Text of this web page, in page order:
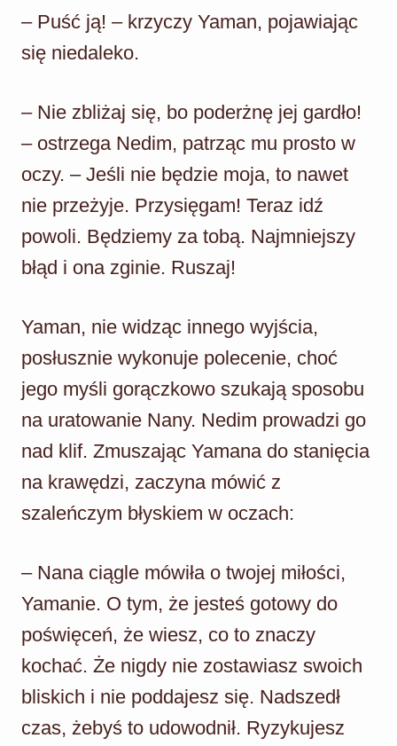
– Puść ją! – krzyczy Yaman, pojawiając
się niedaleko.
– Nie zbliżaj się, bo poderżnę jej gardło!
– ostrzega Nedim, patrząc mu prosto w
oczy. – Jeśli nie będzie moja, to nawet
nie przeżyje. Przysięgam! Teraz idź
powoli. Będziemy za tobą. Najmniejszy
błąd i ona zginie. Ruszaj!
Yaman, nie widząc innego wyjścia,
posłusznie wykonuje polecenie, choć
jego myśli gorączkowo szukają sposobu
na uratowanie Nany. Nedim prowadzi go
nad klif. Zmuszając Yamana do stanięcia
na krawędzi, zaczyna mówić z
szaleńczym błyskiem w oczach:
– Nana ciągle mówiła o twojej miłości,
Yamanie. O tym, że jesteś gotowy do
poświęceń, że wiesz, co to znaczy
kochać. Że nigdy nie zostawiasz swoich
bliskich i nie poddajesz się. Nadszedł
czas, żebyś to udowodnił. Ryzykujesz